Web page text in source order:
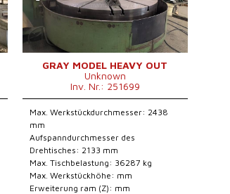
GRAY MODEL HEAVY OUT
Unknown
Inv. Nr.: 251699
Max. Werkstückdurchmesser: 2438
mm
Aufspanndurchmesser des
Drehtisches: 2133 mm
Max. Tischbelastung: 36287 kg
Max. Werkstückhöhe: mm
Erweiterung ram (Z): mm